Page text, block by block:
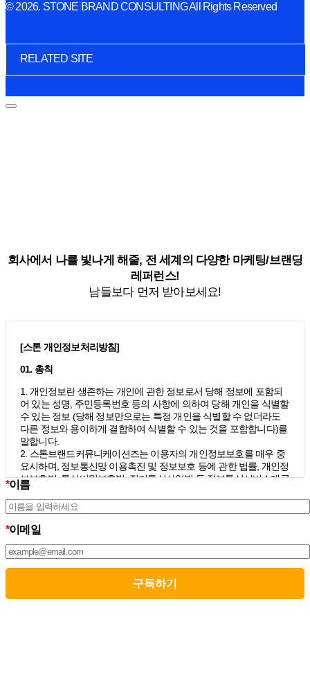
© 2026. STONE BRAND CONSULTING All Rights Reserved
RELATED SITE
회사에서 나를 빛나게 해줄, 전 세계의 다양한 마케팅/브랜딩
레퍼런스!
남들보다 먼저 받아보세요!
[스톤 개인정보처리방침]
01. 총칙
1. 개인정보란 생존하는 개인에 관한 정보로서 당해 정보에 포함되
어 있는 성명, 주민등록번호 등의 사항에 의하여 당해 개인을 식별할
수 있는 정보 (당해 정보만으로는 특정 개인을 식별할 수 없더라도
다른 정보와 용이하게 결합하여 식별할 수 있는 것을 포함합니다)를
말합니다.
2. 스톤브랜드커뮤니케이션즈는 이용자의 개인정보보호를 매우 중
요시하며, 정보통신망 이용촉진 및 정보보호 등에 관한 법률, 개인정
보보호법, 통신비밀보호법, 전기통신사업법 등 정보통신서비스제공
자가 준수하여야 할 관련 법령상의 개인정보보호 규정을 준수하며,
개인정보처리방침을 통하여 이용자가 제공하는 개인정보가 어떠한
용도와 방식으로 이용되고 있으며 개인정보보호를 위해 어떠한 조
치가 취해지고 있는지 알려드립니다.
선을 위하여 개정하는데 필요한 절차를 정하고 있으며, 개인정보처
리방침을 회사의 필요와 사회적 변화에 맞게 변경할 수 있습니다. 그
리고 개인정보처리방침을 개정하는 경우 버전번호 등을 부여하여
개정된 사항을 이용자께서 쉽게 알아볼 수 있도록 하고 있습니다.
*이름
*이메일